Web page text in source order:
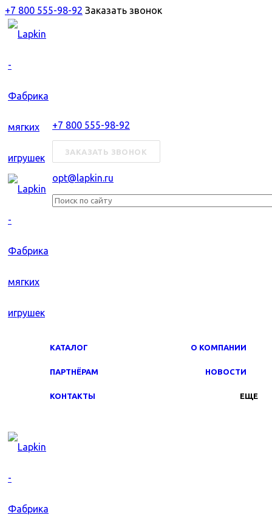
+7 800 555-98-92 Заказать звонок
+7 800 555-98-92
ЗАКАЗАТЬ ЗВОНОК
opt@lapkin.ru
КАТАЛОГ О КОМПАНИИ
ПАРТНЁРАМ НОВОСТИ
КОНТАКТЫ ЕЩЕ